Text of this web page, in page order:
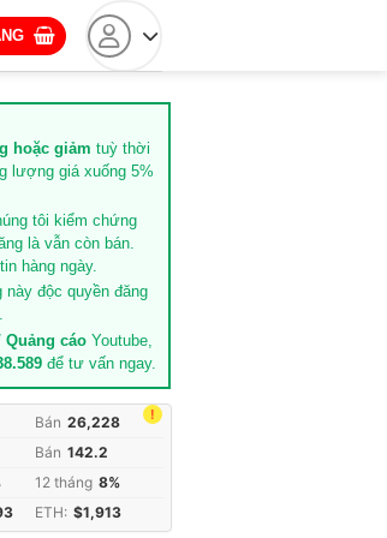
hoặc giảm tuỳ thời
lượng giá xuống 5%
tôi kiểm chứng
là vẫn còn bán.
hàng ngày.
này độc quyền đăng
Quảng cáo Youtube,
để tư vấn ngay.
!
Bán 26,228
Bán 142.2
12 tháng 8%
ETH: $1,913